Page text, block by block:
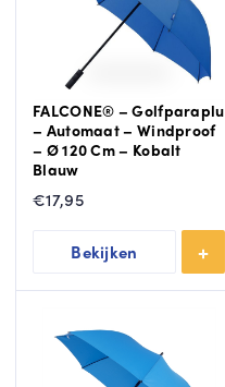
FALCONE® – Golfparaplu
– Automaat – Windproof
– Ø 120 Cm – Kobalt
Blauw
€17,95
Bekijken